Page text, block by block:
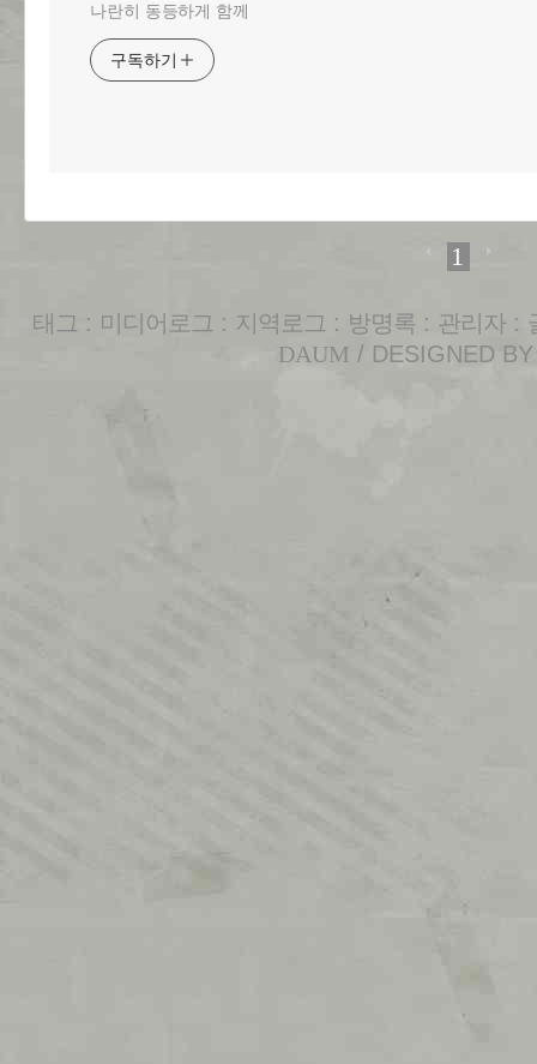
나란히 동등하게 함께
구독하기
1
태그 : 미디어로그 : 지역로그 : 방명록 : 관리자 :
DAUM / DESIGNED